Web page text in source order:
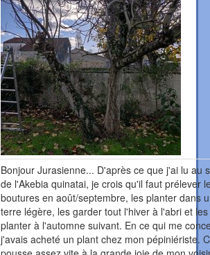
Bonjour Jurasienne... D'après ce que j'ai lu au
de l'Akebia quinatai, je crois qu'il faut prélever
boutures en août/septembre, les planter dans
terre légère, les garder tout l'hiver à l'abri et les
planter à l'automne suivant. En ce qui me
j'avais acheté un plant chez mon pépiniériste.